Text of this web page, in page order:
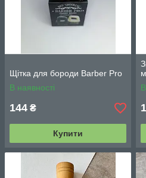
Щітка для бороди Barber Pro
В наявності
144 ₴
Купити